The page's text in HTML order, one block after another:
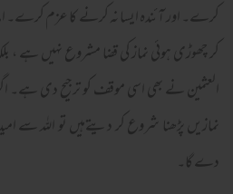
کرے۔ اور آئندہ ایسا نہ کرنے کا عزم کرے۔
کر چھوڑی ہوئی نماز کی قضا مشروع نہیں ہے
العثمین نے بھی اسی موقف کو ترجیح دی ہے۔
نمازیں پڑھنا شروع کر دیتےہیں تو اللہ سے
دے گا۔